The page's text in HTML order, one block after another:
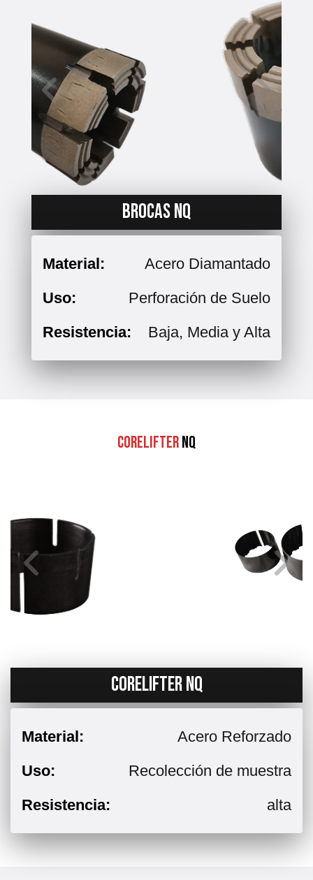
BROCAS NQ
Material:
Acero Diamantado
Uso:
Perforación de Suelo
Resistencia:
Baja, Media y Alta
CorelifterNQ
CORELIFTER NQ
Material:
Acero Reforzado
Uso:
Recolección de muestra
Resistencia:
alta